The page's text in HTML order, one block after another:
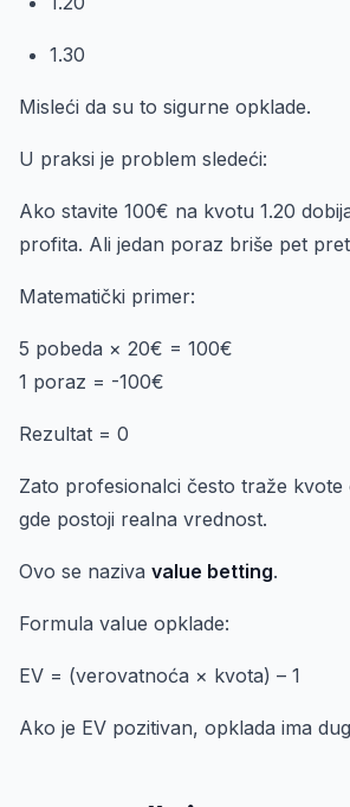
1.30
Misleći da su to sigurne opklade.
U praksi je problem sledeći:
Ako stavite 100€ na kvotu 1.20
profita. Ali jedan poraz briše pet
Matematički primer:
5 pobeda × 20€ = 100€
1 poraz = -100€
Rezultat = 0
Zato profesionalci često traže kvote
gde postoji realna vrednost.
Ovo se naziva value betting.
Formula value opklade:
EV = (verovatnoća × kvota) – 1
Ako je EV pozitivan, opklada ima